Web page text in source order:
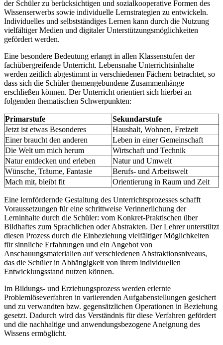
der Schüler zu berücksichtigen und sozialkooperative Formen des
Wissenserwerbs sowie individuelle Lernstrategien zu entwickeln.
Individuelles und selbstständiges Lernen kann durch die Nutzung
vielfältiger Medien und digitaler Unterstützungsmöglichkeiten
gefördert werden.
Eine besondere Bedeutung erlangt in allen Klassenstufen der
fachübergreifende Unterricht. Lebensnahe Unterrichtsinhalte
werden zeitlich abgestimmt in verschiedenen Fächern betrachtet, so
dass sich die Schüler themengebundene Zusammenhänge
erschließen können. Der Unterricht orientiert sich hierbei an
folgenden thematischen Schwerpunkten:
Primarstufe
Sekundarstufe
Jetzt ist etwas Besonderes
Haushalt, Wohnen, Freizeit
Einer braucht den anderen
Leben in einer Gemeinschaft
Die Welt um mich herum
Wirtschaft und Technik
Natur entdecken und erleben
Natur und Umwelt
Wünsche, Träume, Fantasie
Berufs- und Arbeitswelt
Mach mit, bleibt fit
Orientierung in Raum und Zeit
Eine lernfördernde Gestaltung des Unterrichtsprozesses schafft
Voraussetzungen für eine schrittweise Verinnerlichung der
Lerninhalte durch die Schüler: vom Konkret-Praktischen über
Bildhaftes zum Sprachlichen oder Abstrakten. Der Lehrer unterstützt
diesen Prozess durch die Einbeziehung vielfältiger Möglichkeiten
für sinnliche Erfahrungen und ein Angebot von
Anschauungsmaterialien auf verschiedenen Abstraktionsniveaus,
das die Schüler in Abhängigkeit von ihrem individuellen
Entwicklungsstand nutzen können.
Im Bildungs- und Erziehungsprozess werden erlernte
Problemlöseverfahren in variierenden Aufgabenstellungen gesichert
und zu verwandten bzw. gegensätzlichen Operationen in Beziehung
gesetzt. Dadurch wird das Verständnis für diese Verfahren gefördert
und die nachhaltige und anwendungsbezogene Aneignung des
Wissens ermöglicht.